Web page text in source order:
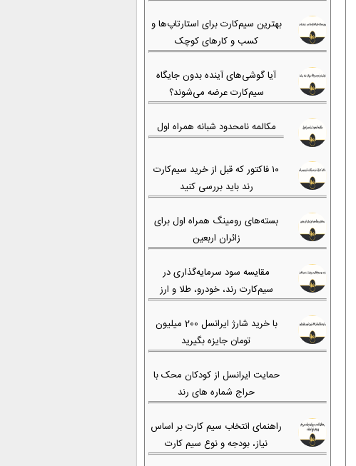
بهترین سیم‌کارت برای استارتاپ‌ها و
کسب و کارهای کوچک
آیا گوشی‌های آینده بدون جایگاه
سیم‌کارت عرضه می‌شوند؟
مکالمه نامحدود شبانه همراه اول
۱۰ فاکتور که قبل از خرید سیم‌کارت
رند باید بررسی کنید
بسته‌های رومینگ همراه اول برای
زائران اربعین
مقایسه سود سرمایه‌گذاری در
سیم‌کارت رند، خودرو، طلا و ارز
با خرید شارژ ایرانسل 200 میلیون
تومان جایزه بگیرید
حمایت ایرانسل از کودکان محک با
حراج شماره های رند
راهنمای انتخاب سیم کارت بر اساس
نیاز، بودجه و نوع سیم کارت